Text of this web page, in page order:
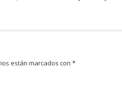
están marcados con*